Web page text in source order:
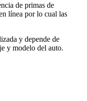
de primas de
línea por lo cual las
y depende de
y modelo del auto.